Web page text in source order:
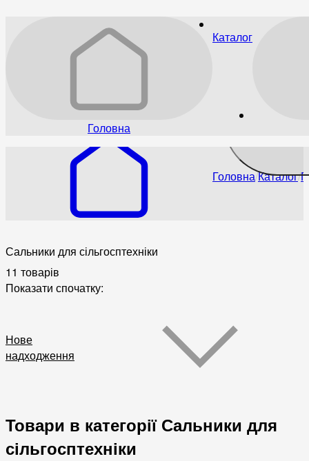
Головна
Каталог
ГоловнаКаталог
Сальники для сільгосптехніки
11 товарів
Показати спочатку:
Нове
надходження
Товари в категорії Сальники для
сільгосптехніки